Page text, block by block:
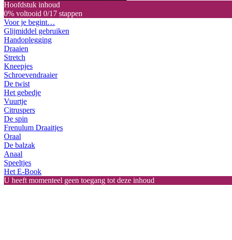
Hoofdstuk inhoud
0% voltooid 0/17 stappen
Voor je begint…
Glijmiddel gebruiken
Handoplegging
Draaien
Stretch
Kneepjes
Schroevendraaier
De twist
Het gebedje
Vuurtje
Citruspers
De spin
Frenulum Draaitjes
Oraal
De balzak
Anaal
Speeltjes
Het E-Book
U heeft momenteel geen toegang tot deze inhoud